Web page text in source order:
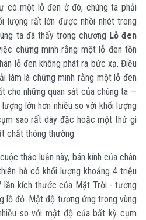
có một lỗ đen ở đó, chúng ta phải
lượng rất lớn được nhồi nhét trong
ta đã thấy trong chương Lỗ đen
chứng minh rằng một lỗ đen tồn
lỗ đen không phát ra bức xạ. Điều
làm là chứng minh rằng một lỗ đen
cho những quan sát của chúng ta —
lớn hơn nhiều so với khối lượng
sao rất dày đặc hoặc một thứ gì
chất thông thường.
thảo luận này, bán kính của chân
hà có khối lượng khoảng 4 triệu
lần kích thước của Mặt Trời - tương
lồ đỏ. Mật độ tương ứng trong vùng
so với mật độ của bất kỳ cụm